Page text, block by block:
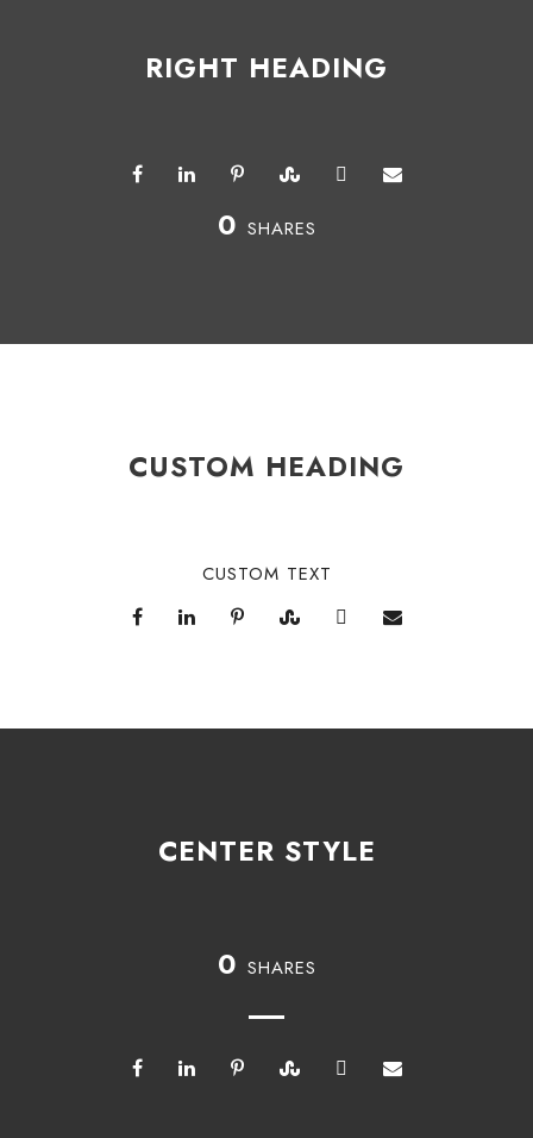
RIGHT HEADING
0 SHARES
CUSTOM HEADING
CUSTOM TEXT
CENTER STYLE
0 SHARES